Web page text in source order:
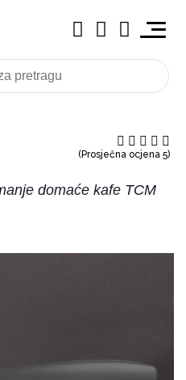
domaće kafe TCM
(Prosječna ocjena 5)